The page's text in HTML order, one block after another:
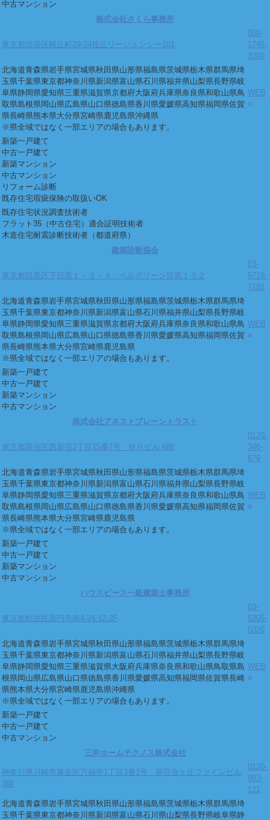
中古マンション
株式会社さくら事務所
東京都渋谷区桜丘町29-24桜丘リージェンシー101
050-
1745-
3309
北海道青森県岩手県宮城県秋田県山形県福島県茨城県栃木県群馬県埼
玉県千葉県東京都神奈川県新潟県富山県石川県福井県山梨県長野県岐
阜県静岡県愛知県三重県滋賀県京都府大阪府兵庫県奈良県和歌山県鳥
取県島根県岡山県広島県山口県徳島県香川県愛媛県高知県福岡県佐賀
県長崎県熊本県大分県宮崎県鹿児島県沖縄県
※県全域ではなく一部エリアの場合もあります。
WEB
新築一戸建て
中古一戸建て
新築マンション
中古マンション
リフォーム診断
既存住宅瑕疵保険の取扱いOK
既存住宅状況調査技術者
フラット35（中古住宅）適合証明技術者
木造住宅耐震診断技術者（都道府県）
建築診断協会
東京都目黒区下目黒１－３－４ ベルグリーン目黒１０２
03-
5719-
7181
北海道青森県岩手県宮城県秋田県山形県福島県茨城県栃木県群馬県埼
玉県千葉県東京都神奈川県新潟県富山県石川県福井県山梨県長野県岐
阜県静岡県愛知県三重県滋賀県京都府大阪府兵庫県奈良県和歌山県鳥
取県島根県岡山県広島県山口県徳島県香川県愛媛県高知県福岡県佐賀
県長崎県熊本県大分県宮崎県鹿児島県
※県全域ではなく一部エリアの場合もあります。
WEB
新築一戸建て
中古一戸建て
新築マンション
中古マンション
株式会社アネストブレーントラスト
東京都新宿区西新宿3丁目15番7号 ＭＨビル 6階
0120-
346-
679
北海道青森県岩手県宮城県秋田県山形県福島県茨城県栃木県群馬県埼
玉県千葉県東京都神奈川県新潟県富山県石川県福井県山梨県長野県岐
阜県静岡県愛知県三重県滋賀県京都府大阪府兵庫県奈良県和歌山県鳥
取県島根県岡山県広島県山口県徳島県香川県愛媛県高知県福岡県佐賀
県長崎県熊本県大分県宮崎県鹿児島県
※県全域ではなく一部エリアの場合もあります。
WEB
新築一戸建て
中古一戸建て
新築マンション
中古マンション
ハウスピース一級建築士事務所
東京都杉並区高円寺南4-24-12-2F
03-
5305-
5020
北海道青森県岩手県宮城県秋田県山形県福島県茨城県栃木県群馬県埼
玉県千葉県東京都神奈川県新潟県富山県石川県福井県山梨県長野県岐
阜県静岡県愛知県三重県滋賀県大阪府兵庫県奈良県和歌山県鳥取県島
根県岡山県広島県山口県徳島県香川県愛媛県高知県福岡県佐賀県長崎
県熊本県大分県宮崎県鹿児島県沖縄県
※県全域ではなく一部エリアの場合もあります。
WEB
新築一戸建て
中古一戸建て
中古マンション
三井ホームテクノス株式会社
神奈川県川崎市麻生区万福寺1丁目3番1号 新百合ヶ丘ファインビル
3階
0120-
983-
121
北海道青森県岩手県宮城県秋田県山形県福島県茨城県栃木県群馬県埼
玉県千葉県東京都神奈川県新潟県富山県石川県山梨県長野県岐阜県静